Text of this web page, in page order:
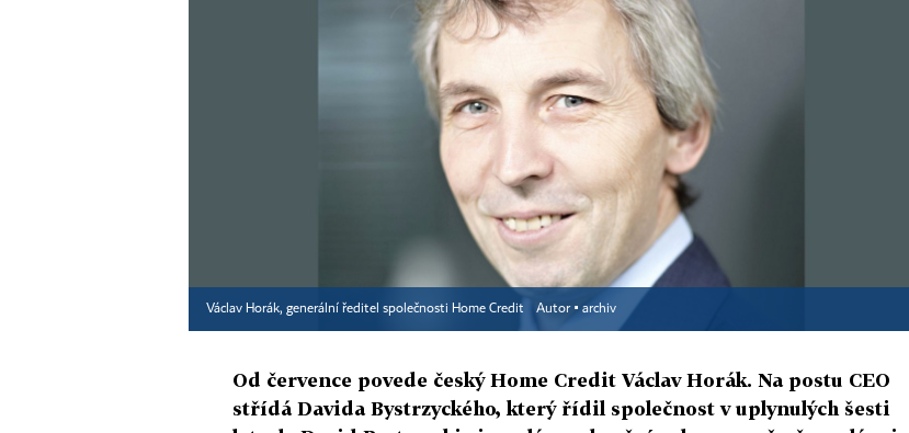
Václav Horák, generální ředitel společnosti Home Credit Autor ▪ archiv
Od července povede český Home Credit Václav Horák. Na postu CEO
střídá Davida Bystrzyckého, který řídil společnost v uplynulých šesti